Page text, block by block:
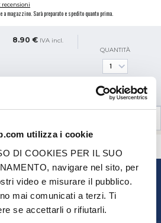
utilizza i cookie
DI COOKIES PER IL SUO
navigare nel sito, per
video e misurare il pubblico.
mai comunicati a terzi. Ti
se accettarli o rifiutarli.
recensioni
magazzino. Sarà preparato e spedito quanto prima.
8.90 € IVA incl.
QUANTITÀ
ricevere gratuitamente
e le novità sui prodotti